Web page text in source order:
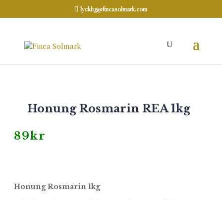
lycklig@fincasolmark.com
Hem REA
Honung Rosmarin REA 1kg
89kr
Honung Rosmarin 1kg